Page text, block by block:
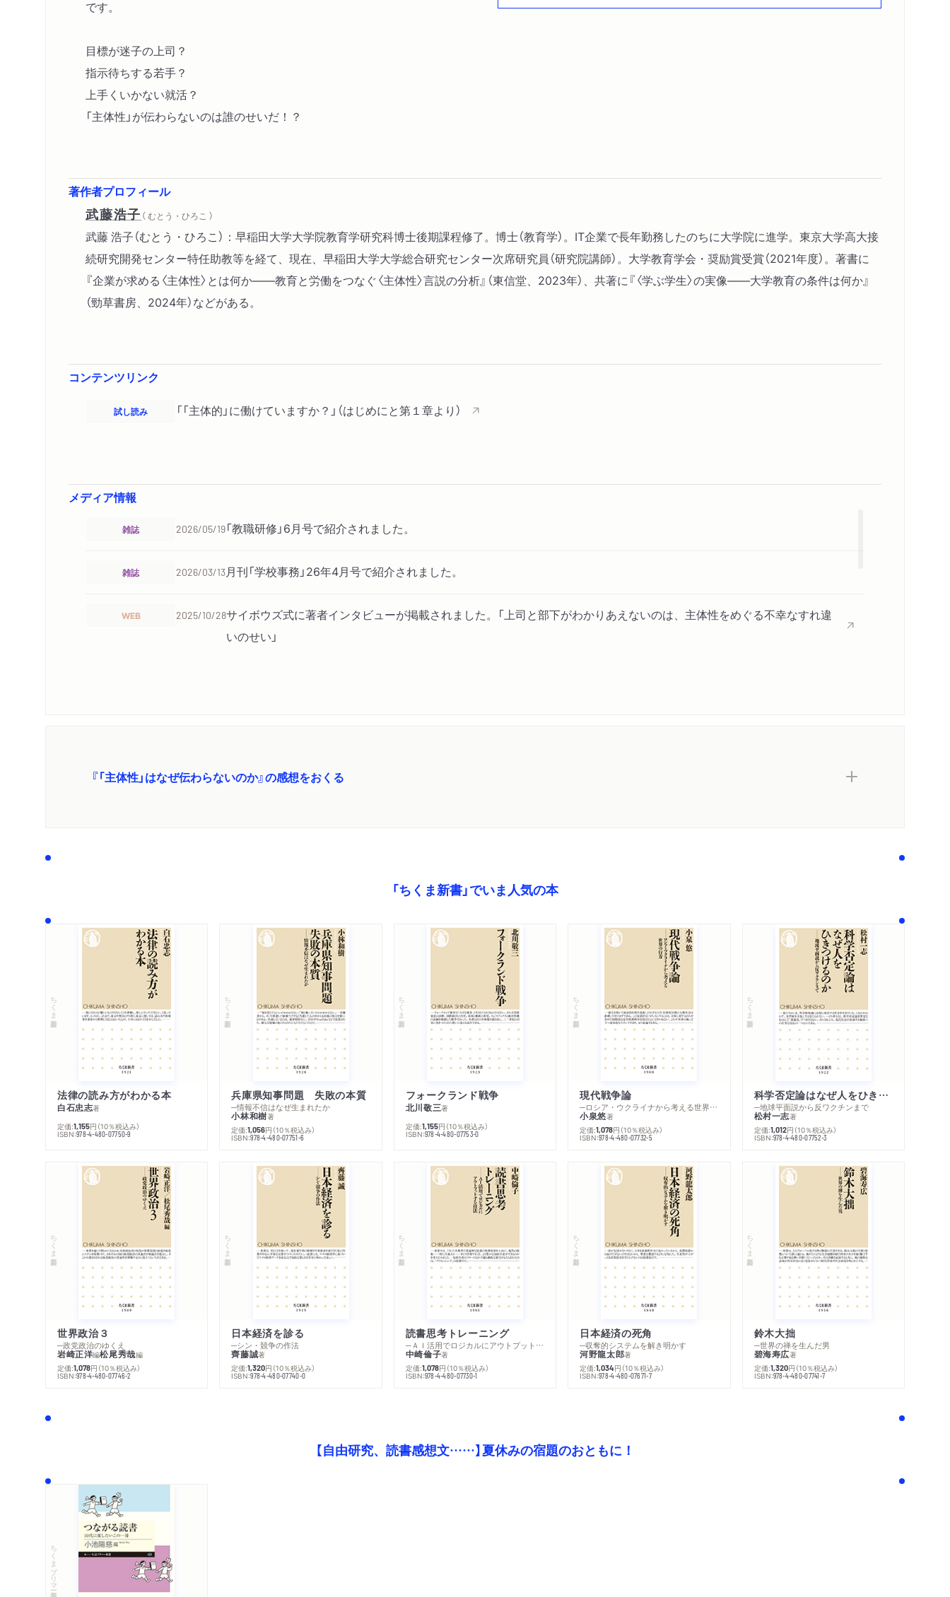
です。
目標が迷子の上司？
指示待ちする若手？
上手くいかない就活？
「主体性」が伝わらないのは誰のせいだ！？
１ 主体性は必要か不要か
３ いまの主体性育成の様子
１ 教育現場のキャッチコピー
２ 大学における主体的な学修
３ 大学入試でも主体性評価
著作者プロフィール
武藤浩子 （ むとう・ひろこ ）
武藤 浩子（むとう・ひろこ）：早稲田大学大学院教育学研究科博士後期課程修了。博士（教育学）。IT企業で長年勤務したのちに大学院に進学。東京大学高大接
続研究開発センター特任助教等を経て、現在、早稲田大学大学総合研究センター次席研究員（研究院講師）。大学教育学会・奨励賞受賞（2021年度）。著書に
『企業が求める〈主体性〉とは何か――教育と労働をつなぐ〈主体性〉言説の分析』（東信堂、2023年）、共著に『〈学ぶ学生〉の実像――大学教育の条件は何か』
（勁草書房、2024年）などがある。
コンテンツリンク
試し読み 「「主体的」に働けていますか？」（はじめにと第１章より）
メディア情報
雑誌 2026/05/19「教職研修」6月号で紹介されました。
雑誌 2026/03/13月刊「学校事務」26年4月号で紹介されました。
WEB 2025/10/28サイボウズ式に著者インタビューが掲載されました。「上司と部下がわかりあえないのは、主体性をめぐる不幸なすれ違
いのせい」
新聞 2025/08/02 労働新聞「今週の労務書」で紹介されました。
『「主体性」はなぜ伝わらないのか』の感想をおくる
「ちくま新書」でいま人気の本
ちくま新書
法律の読み方がわかる本
白石忠志著
定価:1,155円 （10％税込み）
ISBN:978-4-480-07750-9
ちくま新書
兵庫県知事問題 失敗の本質
─情報不信はなぜ生まれたか
小林和樹著
定価:1,056円 （10％税込み）
ISBN:978-4-480-07751-6
ちくま新書
フォークランド戦争
北川敬三著
定価:1,155円 （10％税込み）
ISBN:978-4-480-07753-0
ちくま新書
現代戦争論
─ロシア・ウクライナから考える世界の行方
小泉悠著
定価:1,078円 （10％税込み）
ISBN:978-4-480-07732-5
ちくま新書
科学否定論はなぜ人をひきつけるのか
─地球平面説から反ワクチンまで
松村一志著
定価:1,012円 （10％税込み）
ISBN:978-4-480-07752-3
ちくま新書
世界政治３
─政党政治のゆくえ
岩崎正洋編松尾秀哉編
定価:1,078円 （10％税込み）
ISBN:978-4-480-07746-2
ちくま新書
日本経済を診る
─シン・競争の作法
齊藤誠著
定価:1,320円 （10％税込み）
ISBN:978-4-480-07740-0
ちくま新書
読書思考トレーニング
─ＡＩ活用でロジカルにアウトプットする技法
中崎倫子著
定価:1,078円 （10％税込み）
ISBN:978-4-480-07730-1
ちくま新書
日本経済の死角
─収奪的システムを解き明かす
河野龍太郎著
定価:1,034円 （10％税込み）
ISBN:978-4-480-07671-7
ちくま新書
鈴木大拙
─世界の禅を生んだ男
碧海寿広著
定価:1,320円 （10％税込み）
ISBN:978-4-480-07741-7
【自由研究、読書感想文……】夏休みの宿題のおともに！
ちくまプリマー新書